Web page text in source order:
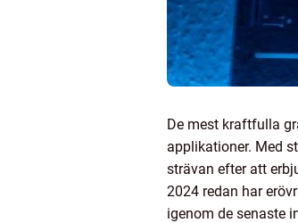
De mest kraftfulla
applikationer. Med
strävan efter att
2024 redan har
igenom de senaste